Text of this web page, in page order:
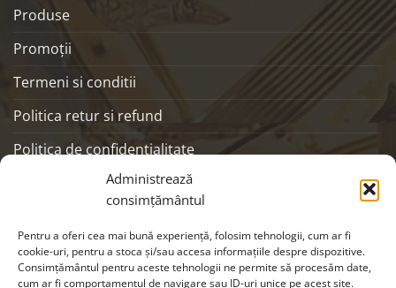
Administrează
consimțământul
Pentru a oferi cea mai bună experiență, folosim tehnologii, cum ar fi
cookie-uri, pentru a stoca și/sau accesa informațiile despre dispozitive.
Consimțământul pentru aceste tehnologii ne permite să procesăm date,
cum ar fi comportamentul de navigare sau ID-uri unice pe acest site.
Produse
Promoţii
Termeni si conditii
Politica retur si refund
Politica de confidentialitate
SOCIALS